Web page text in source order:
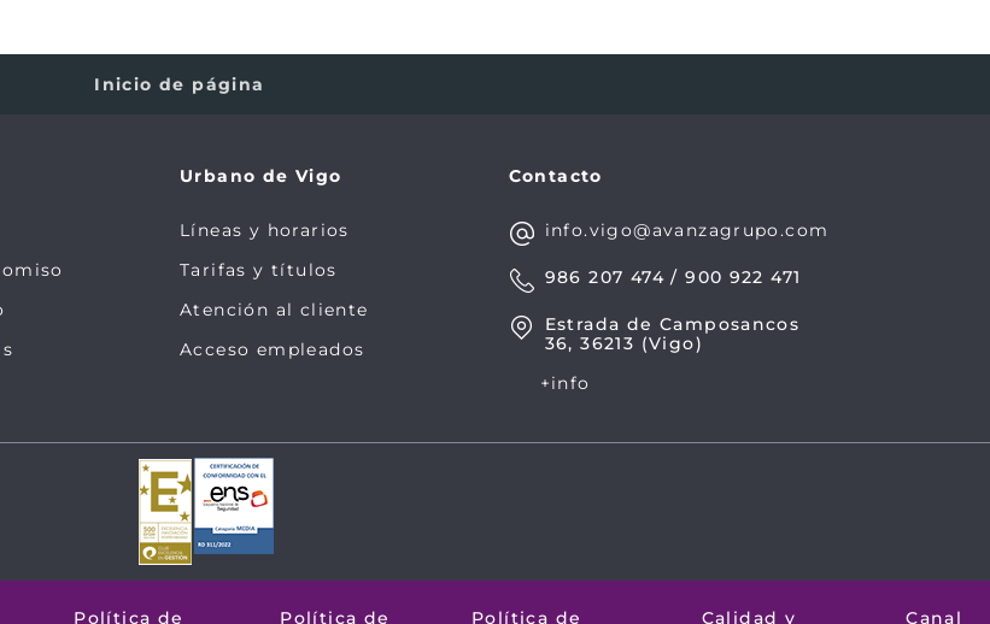
Inicio de página
Urbano de Vigo
Líneas y horarios
Tarifas y títulos
Atención al cliente
Acceso empleados
Contacto
info.vigo@avanzagrupo.com
986 207 474 / 900 922 471
Estrada de Camposancos
36, 36213 (Vigo)
+info
Política de Política de Política de Calidad y Canal